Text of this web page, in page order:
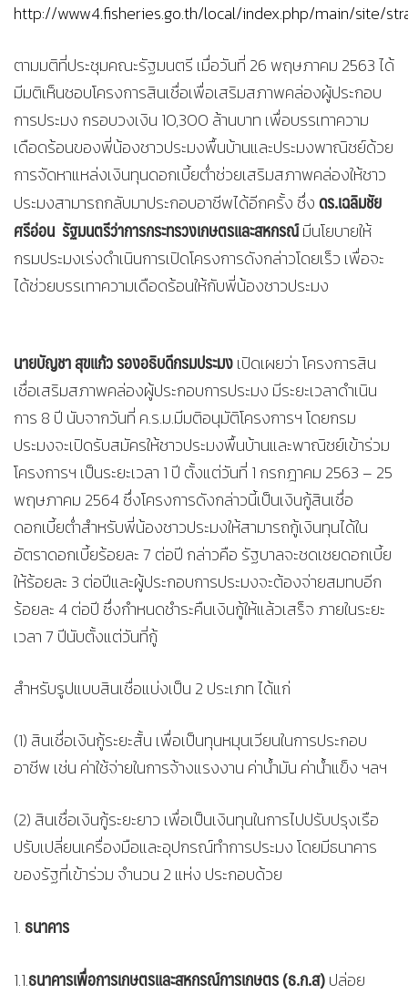
http://www4.fisheries.go.th/local/index.php/main/site/
ตามมติที่ประชุมคณะรัฐมนตรี เมื่อวันที่ 26 พฤษภาคม 2563 ได้
มีมติเห็นชอบโครงการสินเชื่อเพื่อเสริมสภาพคล่องผู้ประกอบ
การประมง กรอบวงเงิน 10,300 ล้านบาท เพื่อบรรเทาความ
เดือดร้อนของพี่น้องชาวประมงพื้นบ้านและประมงพาณิชย์ด้วย
การจัดหาแหล่งเงินทุนดอกเบี้ยต่ำช่วยเสริมสภาพคล่องให้ชาว
ประมงสามารถกลับมาประกอบอาชีพได้อีกครั้ง ซึ่งดร.เฉลิมชัย
ศรีอ่อน รัฐมนตรีว่าการกระทรวงเกษตรและสหกรณ์มีนโยบายให้
กรมประมงเร่งดำเนินการเปิดโครงการดังกล่าวโดยเร็ว เพื่อจะ
ได้ช่วยบรรเทาความเดือดร้อนให้กับพี่น้องชาวประมง
นายบัญชา สุขแก้ว รองอธิบดีกรมประมงเปิดเผยว่า โครงการสิน
เชื่อเสริมสภาพคล่องผู้ประกอบการประมง มีระยะเวลาดำเนิน
การ 8 ปี นับจากวันที่ ค.ร.ม.มีมติอนุมัติโครงการฯ โดยกรม
ประมงจะเปิดรับสมัครให้ชาวประมงพื้นบ้านและพาณิชย์เข้าร่วม
โครงการฯ เป็นระยะเวลา 1 ปี ตั้งแต่วันที่ 1 กรกฎาคม 2563 – 25
พฤษภาคม 2564 ซึ่งโครงการดังกล่าวนี้เป็นเงินกู้สินเชื่อ
ดอกเบี้ยต่ำสำหรับพี่น้องชาวประมงให้สามารถกู้เงินทุนได้ใน
อัตราดอกเบี้ยร้อยละ 7 ต่อปี กล่าวคือ รัฐบาลจะชดเชยดอกเบี้ย
ให้ร้อยละ 3 ต่อปีและผู้ประกอบการประมงจะต้องจ่ายสมทบอีก
ร้อยละ 4 ต่อปี ซึ่งกำหนดชำระคืนเงินกู้ให้แล้วเสร็จ ภายในระยะ
เวลา 7 ปีนับตั้งแต่วันที่กู้
สำหรับรูปแบบสินเชื่อแบ่งเป็น 2 ประเภท ได้แก่
(1) สินเชื่อเงินกู้ระยะสั้น เพื่อเป็นทุนหมุนเวียนในการประกอบ
อาชีพ เช่น ค่าใช้จ่ายในการจ้างแรงงาน ค่าน้ำมัน ค่าน้ำแข็ง ฯลฯ
(2) สินเชื่อเงินกู้ระยะยาว เพื่อเป็นเงินทุนในการไปปรับปรุงเรือ
ปรับเปลี่ยนเครื่องมือและอุปกรณ์ทำการประมง โดยมีธนาคาร
ของรัฐที่เข้าร่วม จำนวน 2 แห่ง ประกอบด้วย
1. ธนาคาร
1.1.ธนาคารเพื่อการเกษตรและสหกรณ์การเกษตร (ธ.ก.ส)ปล่อย